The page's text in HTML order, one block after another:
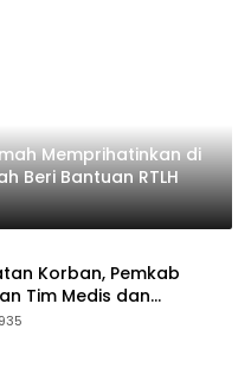
Memprihatinkan di
Beri Bantuan RTLH
Korban, Pemkab
Tim Medis dan
Kalianget
935